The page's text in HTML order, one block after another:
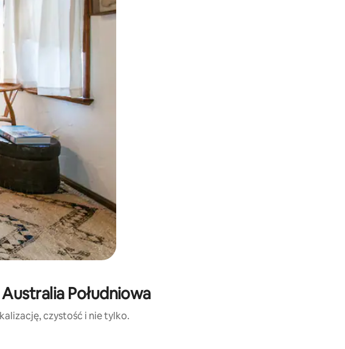
przeglądać je za pomocą gestów dotykowych lub przesuwania.
Południowa
czystość i nie tylko.